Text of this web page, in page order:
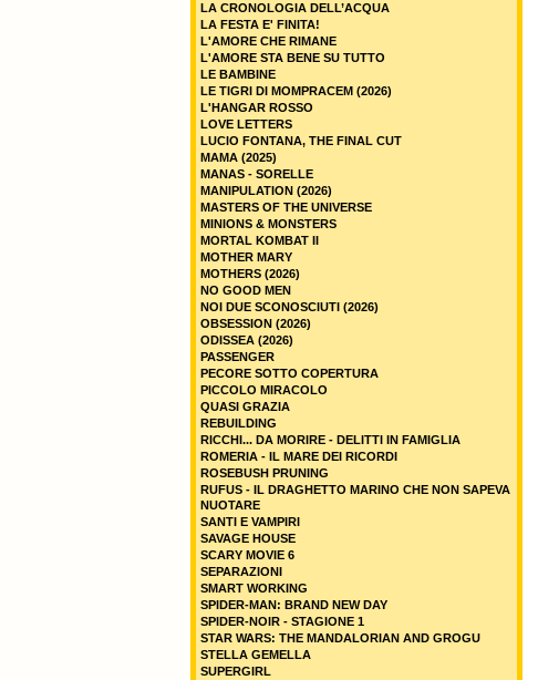
LA CRONOLOGIA DELL’ACQUA
LA FESTA E' FINITA!
L'AMORE CHE RIMANE
L'AMORE STA BENE SU TUTTO
LE BAMBINE
LE TIGRI DI MOMPRACEM (2026)
L'HANGAR ROSSO
LOVE LETTERS
LUCIO FONTANA, THE FINAL CUT
MAMA (2025)
MANAS - SORELLE
MANIPULATION (2026)
MASTERS OF THE UNIVERSE
MINIONS & MONSTERS
MORTAL KOMBAT II
MOTHER MARY
MOTHERS (2026)
NO GOOD MEN
NOI DUE SCONOSCIUTI (2026)
OBSESSION (2026)
ODISSEA (2026)
PASSENGER
PECORE SOTTO COPERTURA
PICCOLO MIRACOLO
QUASI GRAZIA
REBUILDING
RICCHI... DA MORIRE - DELITTI IN FAMIGLIA
ROMERIA - IL MARE DEI RICORDI
ROSEBUSH PRUNING
RUFUS - IL DRAGHETTO MARINO CHE NON SAPEVA
NUOTARE
SANTI E VAMPIRI
SAVAGE HOUSE
SCARY MOVIE 6
SEPARAZIONI
SMART WORKING
SPIDER-MAN: BRAND NEW DAY
SPIDER-NOIR - STAGIONE 1
STAR WARS: THE MANDALORIAN AND GROGU
STELLA GEMELLA
SUPERGIRL